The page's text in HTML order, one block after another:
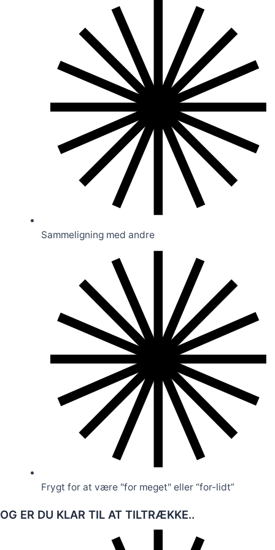
Sammeligning med andre
Frygt for at være "for meget" eller “for-lidt”
OG ER DU KLAR TIL AT TILTRÆKKE..